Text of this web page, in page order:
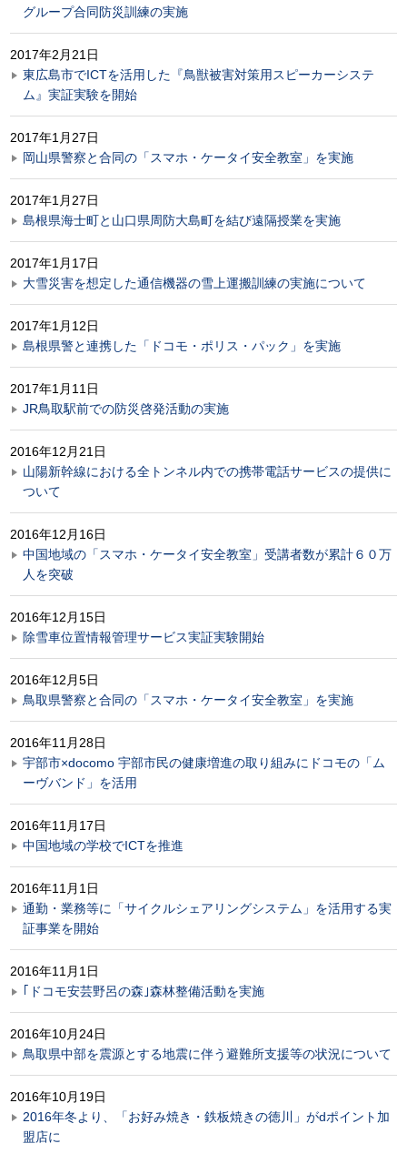
グループ合同防災訓練の実施
2017年2月21日
東広島市でICTを活用した『鳥獣被害対策用スピーカーシステ
ム』実証実験を開始
2017年1月27日
岡山県警察と合同の「スマホ・ケータイ安全教室」を実施
2017年1月27日
島根県海士町と山口県周防大島町を結び遠隔授業を実施
2017年1月17日
大雪災害を想定した通信機器の雪上運搬訓練の実施について
2017年1月12日
島根県警と連携した「ドコモ・ポリス・パック」を実施
2017年1月11日
JR鳥取駅前での防災啓発活動の実施
2016年12月21日
山陽新幹線における全トンネル内での携帯電話サービスの提供に
ついて
2016年12月16日
中国地域の「スマホ・ケータイ安全教室」受講者数が累計６０万
人を突破
2016年12月15日
除雪車位置情報管理サービス実証実験開始
2016年12月5日
鳥取県警察と合同の「スマホ・ケータイ安全教室」を実施
2016年11月28日
宇部市×docomo 宇部市民の健康増進の取り組みにドコモの「ム
ーヴバンド」を活用
2016年11月17日
中国地域の学校でICTを推進
2016年11月1日
通勤・業務等に「サイクルシェアリングシステム」を活用する実
証事業を開始
2016年11月1日
｢ドコモ安芸野呂の森｣森林整備活動を実施
2016年10月24日
鳥取県中部を震源とする地震に伴う避難所支援等の状況について
2016年10月19日
2016年冬より、「お好み焼き・鉄板焼きの徳川」がdポイント加
盟店に